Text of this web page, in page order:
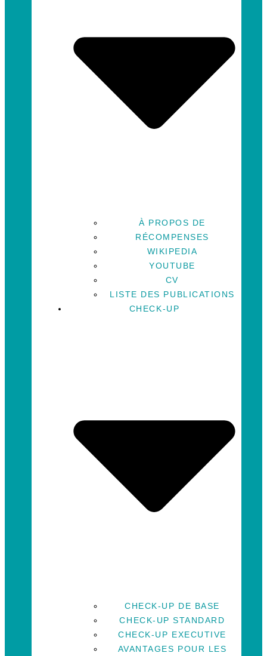
À PROPOS DE
RÉCOMPENSES
WIKIPEDIA
YOUTUBE
CV
LISTE DES PUBLICATIONS
CHECK-UP
CHECK-UP DE BASE
CHECK-UP STANDARD
CHECK-UP EXECUTIVE
AVANTAGES POUR LES